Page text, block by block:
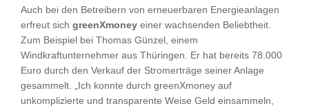
Auch bei den Betreibern von erneuerbaren Energieanlagen
erfreut sich greenXmoney einer wachsenden Beliebtheit.
Zum Beispiel bei Thomas Günzel, einem
Windkraftunternehmer aus Thüringen. Er hat bereits 78.000
Euro durch den Verkauf der Stromerträge seiner Anlage
gesammelt. „Ich konnte durch greenXmoney auf
unkomplizierte und transparente Weise Geld einsammeln,